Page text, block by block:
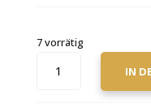
7 vorrätig
JOHN:THE
IN